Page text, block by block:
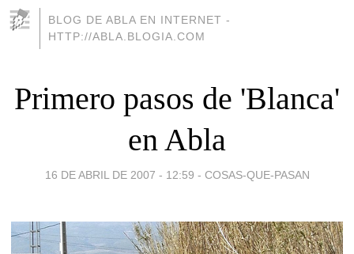
BLOG DE ABLA EN INTERNET -
HTTP://ABLA.BLOGIA.COM
Primero pasos de 'Blanca'
en Abla
16 DE ABRIL DE 2007 - 12:59 - COSAS-QUE-PASAN